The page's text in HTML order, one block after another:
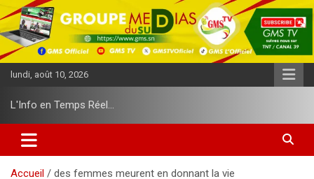
l
l
e
r
o
t
lundi, août 10, 2026
L'Info en Temps Réel…
Accueil des femmes meurent en donnant la vie